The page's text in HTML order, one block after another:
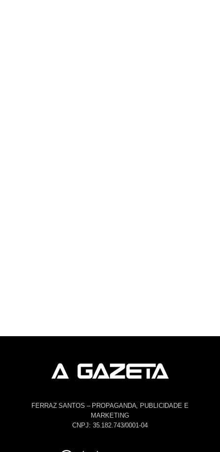
FERRAZ SANTOS – PROPAGANDA, PUBLICIDADE E
MARKETING
CNPJ: 35.182.743/0001-04